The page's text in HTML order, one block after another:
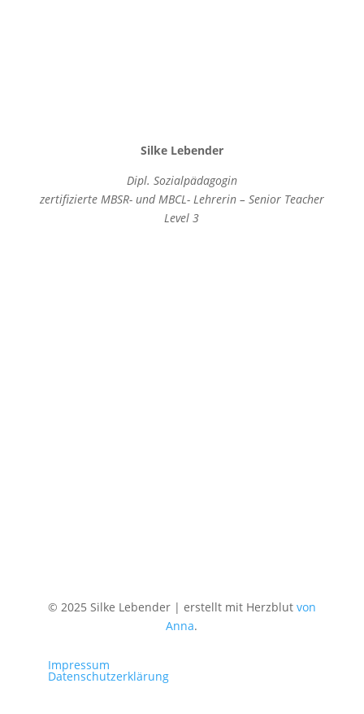
Silke Lebender
Dipl. Sozialpädagogin
zertifizierte MBSR- und MBCL- Lehrerin – Senior Teacher
Level 3
© 2025 Silke Lebender | erstellt mit Herzblut von
Anna.
Impressum
Datenschutzerklärung